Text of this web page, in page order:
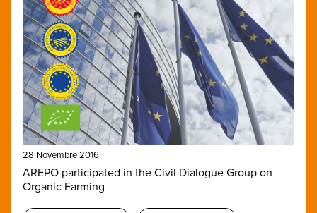
28 Novembre 2016
AREPO participated in the Civil Dialogue Group on
Organic Farming